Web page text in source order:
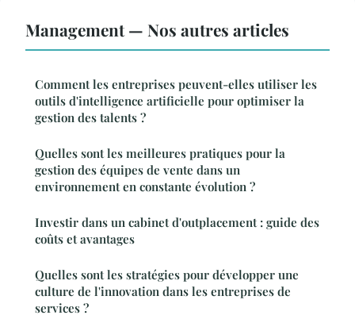
Management — Nos autres articles
Comment les entreprises peuvent-elles utiliser les
outils d'intelligence artificielle pour optimiser la
gestion des talents ?
Quelles sont les meilleures pratiques pour la
gestion des équipes de vente dans un
environnement en constante évolution ?
Investir dans un cabinet d'outplacement : guide des
coûts et avantages
Quelles sont les stratégies pour développer une
culture de l'innovation dans les entreprises de
services ?